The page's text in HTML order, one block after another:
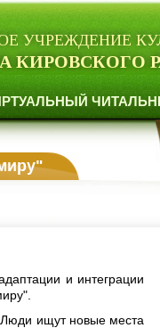
УЧРЕЖДЕНИЕ
КИРОВСКОГО
и интеграции
ищут новые места